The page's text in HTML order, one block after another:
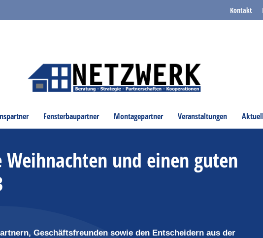
Kontakt
Fensterbaupartner Montagepartner Veranstaltungen
Weihnachten und einen guten
Geschäftsfreunden sowie den Entscheidern aus der